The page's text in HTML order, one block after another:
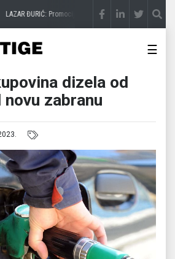
LAZAR ĐURIĆ: Promocija potencijal pretvara u destinaciju
☰
dizela od
zabranu